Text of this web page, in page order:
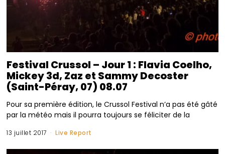
Festival Crussol – Jour 1 : Flavia Coelho,
Mickey 3d, Zaz et Sammy Decoster
(Saint-Péray, 07) 08.07
Pour sa première édition, le Crussol Festival n’a pas été gâté
par la météo mais il pourra toujours se féliciter de la
13 juillet 2017 Live Report